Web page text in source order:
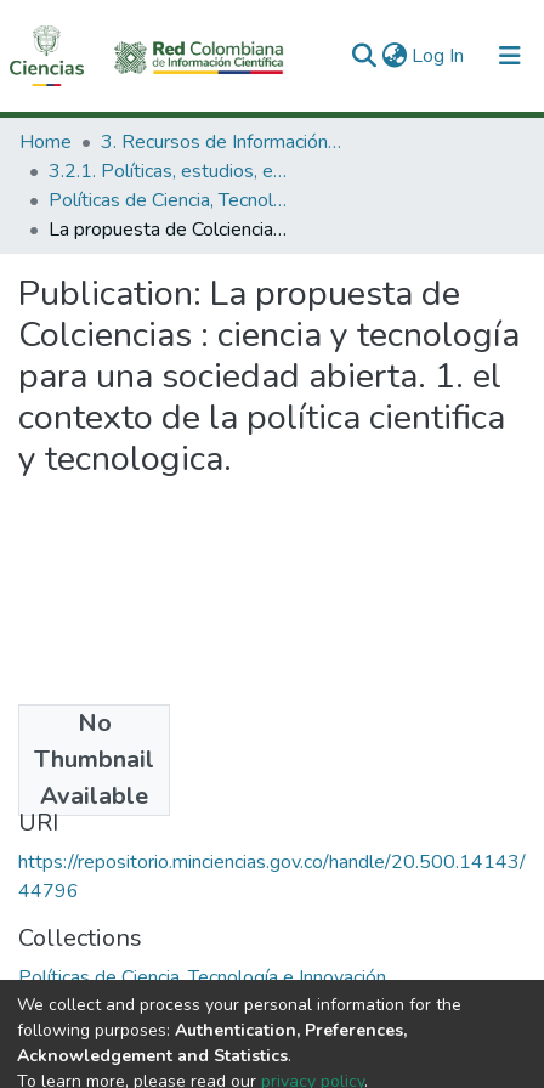
Log In (current)
Communities & Collections
All of DSpace
Statistics
Home
3. Recursos de Información Científica y Tecnológica
3.2.1. Políticas, estudios, evaluaciones e indicadores de CTeI
Políticas de Ciencia, Tecnología e Innovación
La propuesta de Colciencias : ciencia y tecnología para una sociedad abierta. 1. el contexto de la política cientifica y tecnologica.
Publication: La propuesta de
Colciencias : ciencia y tecnología
para una sociedad abierta. 1. el
contexto de la política cientifica
y tecnologica.
No
Thumbnail
Available
Publisher
Colciencias
URI
https://repositorio.minciencias.gov.co/handle/20.500.14143/
44796
Collections
Políticas de Ciencia, Tecnología e Innovación
Full item page
We collect and process your personal information for the
following purposes: Authentication, Preferences,
Acknowledgement and Statistics.
To learn more, please read our privacy policy.